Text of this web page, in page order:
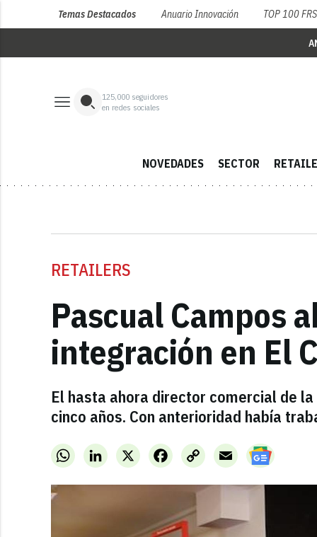
Temas Destacados Anuario Innovación TOP 100 FRS
125,000 seguidores
en redes sociales
NOVEDADES SECTOR
RETAILERS
Pascual Campos
integración en El
El hasta ahora director comercial de
cinco años. Con anterioridad había
WhatsAppLinkedInX FacebookCopy
Link
Email